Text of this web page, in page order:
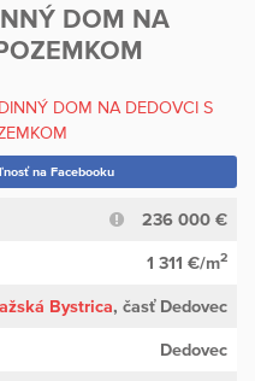
DOM NA
na Facebooku
236 000 €
1 311 €/m2
Bystrica, časť Dedovec
Dedovec